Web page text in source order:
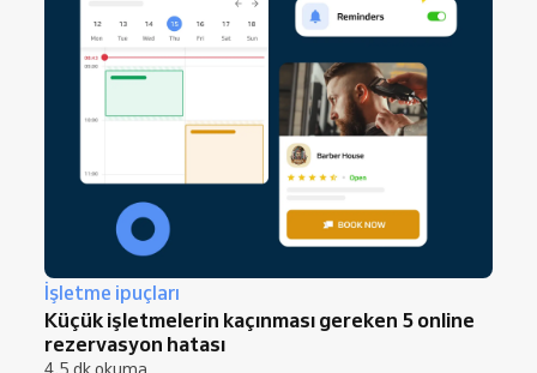
İşletme ipuçları
Küçük işletmelerin kaçınması gereken 5 online
rezervasyon hatası